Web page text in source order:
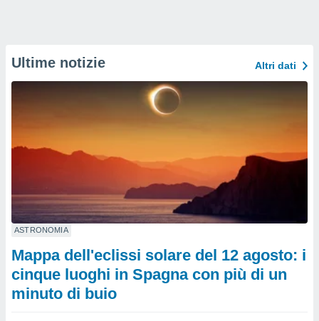
Ultime notizie Altri dati
ASTRONOMIA
Mappa dell'eclissi solare del 12 agosto: i
cinque luoghi in Spagna con più di un
minuto di buio